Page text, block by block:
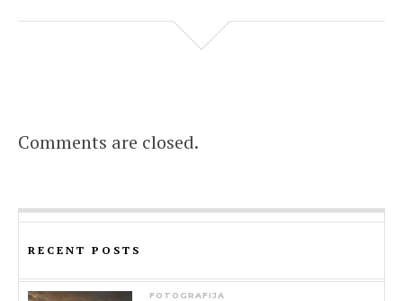
Comments are closed.
RECENT POSTS
FOTOGRAFIJA